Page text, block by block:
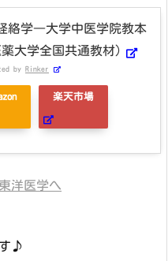
絡学―大学中医学院教本
大学全国共通教材)
by Rinker
楽天市場
♪